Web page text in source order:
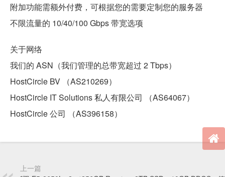
附加功能需额外付费，可根据您的需要定制您的服务器
不限流量的 10/40/100 Gbps 带宽选项
关于网络
我们的 ASN（我们管理的总带宽超过 2 Tbps）
HostCircle BV （AS210269）
HostCircle IT Solutions 私人有限公司 （AS64067）
HostCircle 公司 （AS396158）
上一篇